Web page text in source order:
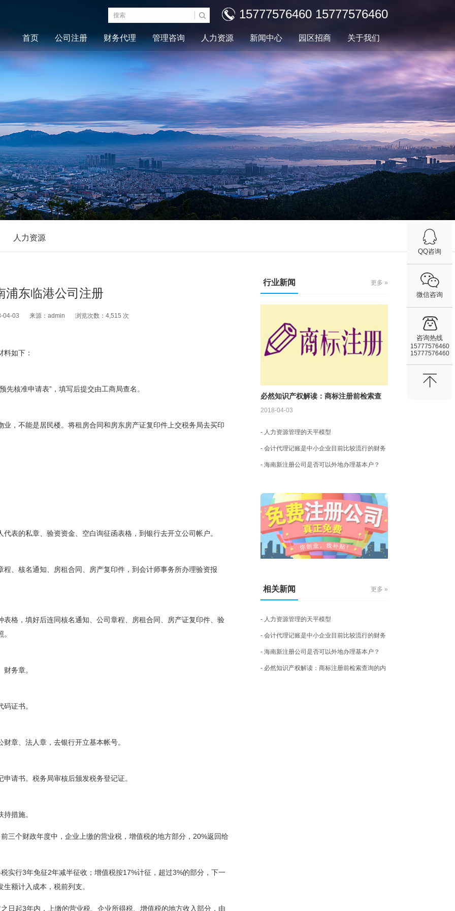
15777576460 15777576460
首页 公司注册 财务代理 管理咨询 人力资源 新闻中心 园区招商 关于我们
人力资源
浦东临港公司注册
04-03 来源：admin 浏览次数：4,515 次
如下：
核准申请表”，填写后提交由工商局查名。
，不能是居民楼。将租房合同和房东房产证复印件上交税务局去买印
表的私章、验资资金、空白询征函表格，到银行去开立公司帐户。
、核名通知、房租合同、房产复印件，到会计师事务所办理验资报
格，填好后连同核名通知、公司章程、房租合同、房产证复印件、验
务章。
证书。
章、法人章，去银行开立基本帐号。
请书。税务局审核后颁发税务登记证。
措施。
三个财政年度中，企业上缴的营业税，增值税的地方部分，20%返回给
实行3年免征2年减半征收；增值税按17%计征，超过3%的部分，下一
额计入成本，税前列支。
日起3年内，上缴的营业税、企业所得税、增值税的地方收入部分，由
行业新闻 更多 »
必然知识产权解读：商标注册前检索查
2018-04-03
- 人力资源管理的天平模型
- 会计代理记账是中小企业目前比较流行的财务
管理方式
- 海南新注册公司是否可以外地办理基本户？
相关新闻 更多 »
- 人力资源管理的天平模型
- 会计代理记账是中小企业目前比较流行的财务
管理方式
- 海南新注册公司是否可以外地办理基本户？
- 必然知识产权解读：商标注册前检索查询的内
QQ咨询
微信咨询
咨询热线
15777576460
15777576460